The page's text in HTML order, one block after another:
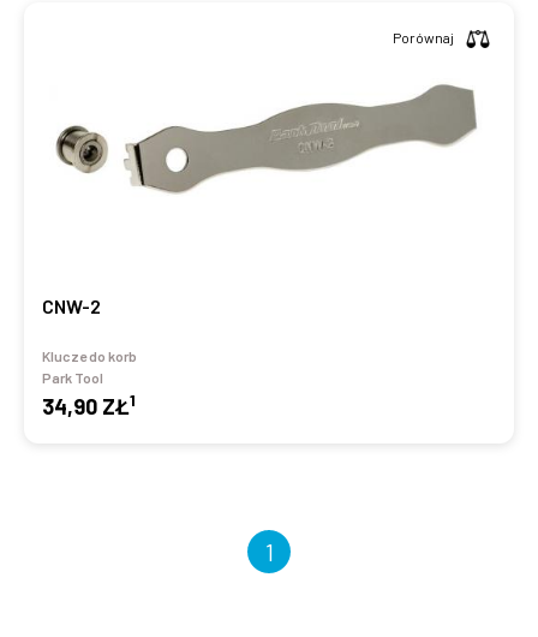
CNW-2
Klucze do korb
Park Tool
34,90 ZŁ1
Porównaj
1